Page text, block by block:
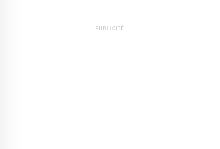
PUBLICITÉ